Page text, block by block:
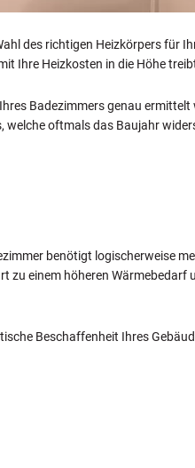
des richtigen Heizkörpers für
Ihre Heizkosten in die Höhe
Badezimmers genau
welche oftmals das Baujahr
benötigt logischerweise
zu einem höheren
Beschaffenheit Ihres